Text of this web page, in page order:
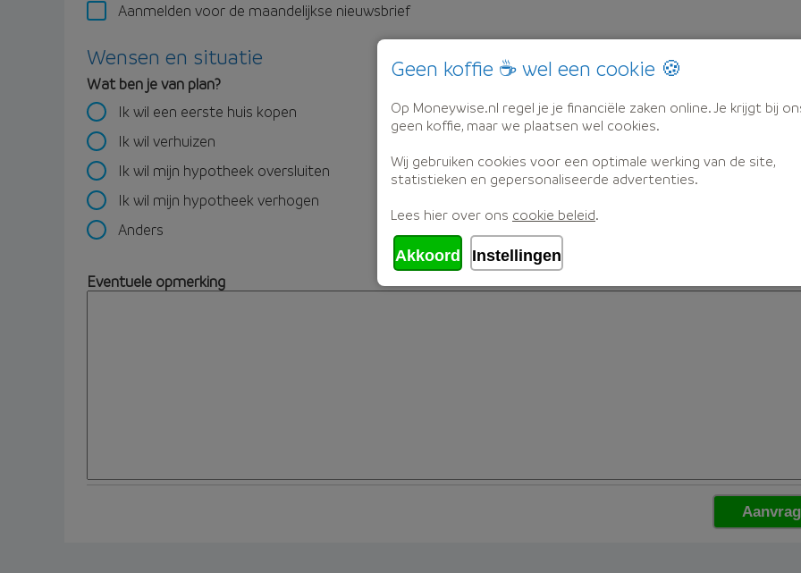
Aanmelden voor de maandelijkse nieuwsbrief
Wensen en situatie
Wat ben je van plan?
Ik wil een eerste huis kopen
Ik wil verhuizen
Ik wil mijn hypotheek oversluiten
Ik wil mijn hypotheek verhogen
Anders
Eventuele opmerking
Geen koffie ☕ wel een cookie 🍪
Op Moneywise.nl regel je je financiële zaken online. Je krijgt bij
geen koffie, maar we plaatsen wel cookies.
Wij gebruiken cookies voor een optimale werking van de site,
statistieken en gepersonaliseerde advertenties.
Lees hier over ons cookie beleid.
Akkoord Instellingen